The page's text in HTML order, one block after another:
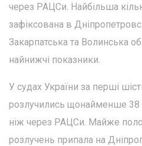
через РАЦСи. Найбільша
зафіксована в
Закарпатська та Волинська
найнижчі показники.
У судах України за перші
розлучились щонайменше 38
ніж через РАЦСи. Майже
розлучень припала на